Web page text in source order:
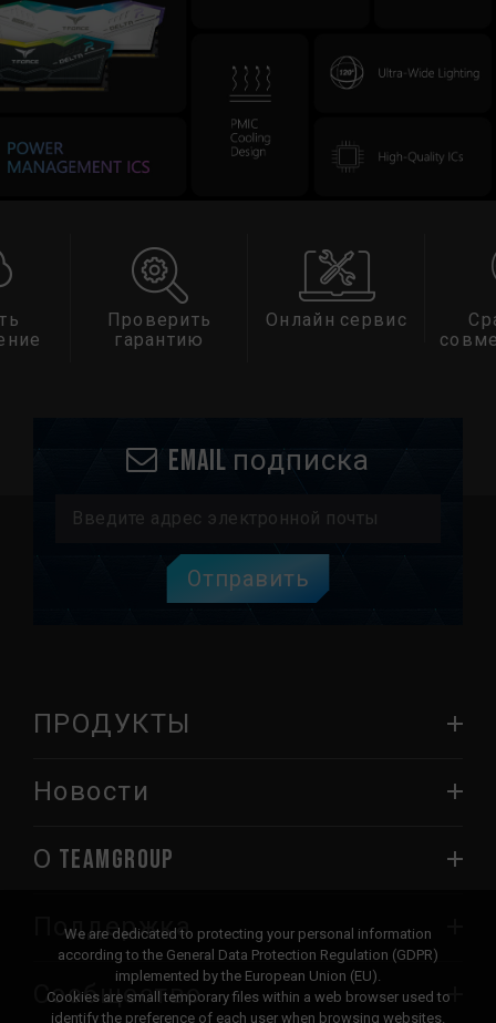
Проверить
гарантию
Онлайн сервис
Email подписка
Отправить
ПРОДУКТЫ
Новости
О TEAMGROUP
Поддержка
Сообщество
We are dedicated to protecting your personal information
according to the General Data Protection Regulation (GDPR)
implemented by the European Union (EU).
Cookies are small temporary files within a web browser used to
identify the preference of each user when browsing websites.